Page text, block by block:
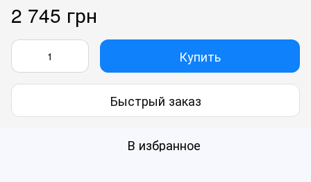
2 745 грн
Купить
Быстрый заказ
В избранное